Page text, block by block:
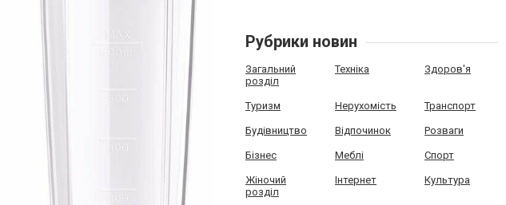
Рубрики новин
Загальний
розділ
Техніка Здоров'я
Туризм Нерухомість Транспорт
Будівництво Відпочинок Розваги
Бізнес Меблі Спорт
Жіночий
розділ
Інтернет Культура